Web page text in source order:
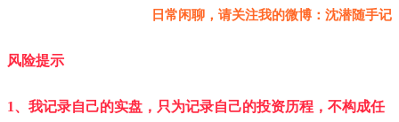
日常闲聊，请关注我的微博：沈潜随手记
风险提示
1、我记录自己的实盘，只为记录自己的投资历程，不构成任